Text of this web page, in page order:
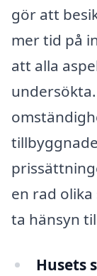
gör att
mer tid på
att alla
en rad
ta hänsyn
Husets